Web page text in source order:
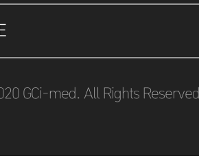
GCi-med. All Rights